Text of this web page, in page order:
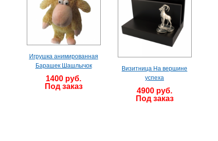
Игрушка анимированная
Барашек Шашлычок
1400 руб.
Под заказ
Визитница На вершине
успеха
4900 руб.
Под заказ